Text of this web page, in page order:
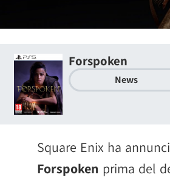
Forspoken
News
Square Enix ha
Forspoken prima del